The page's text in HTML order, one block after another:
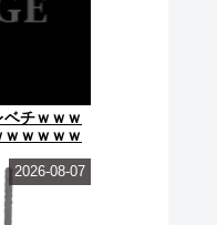
チｗｗｗ
ｗｗｗｗ
2026-08-07